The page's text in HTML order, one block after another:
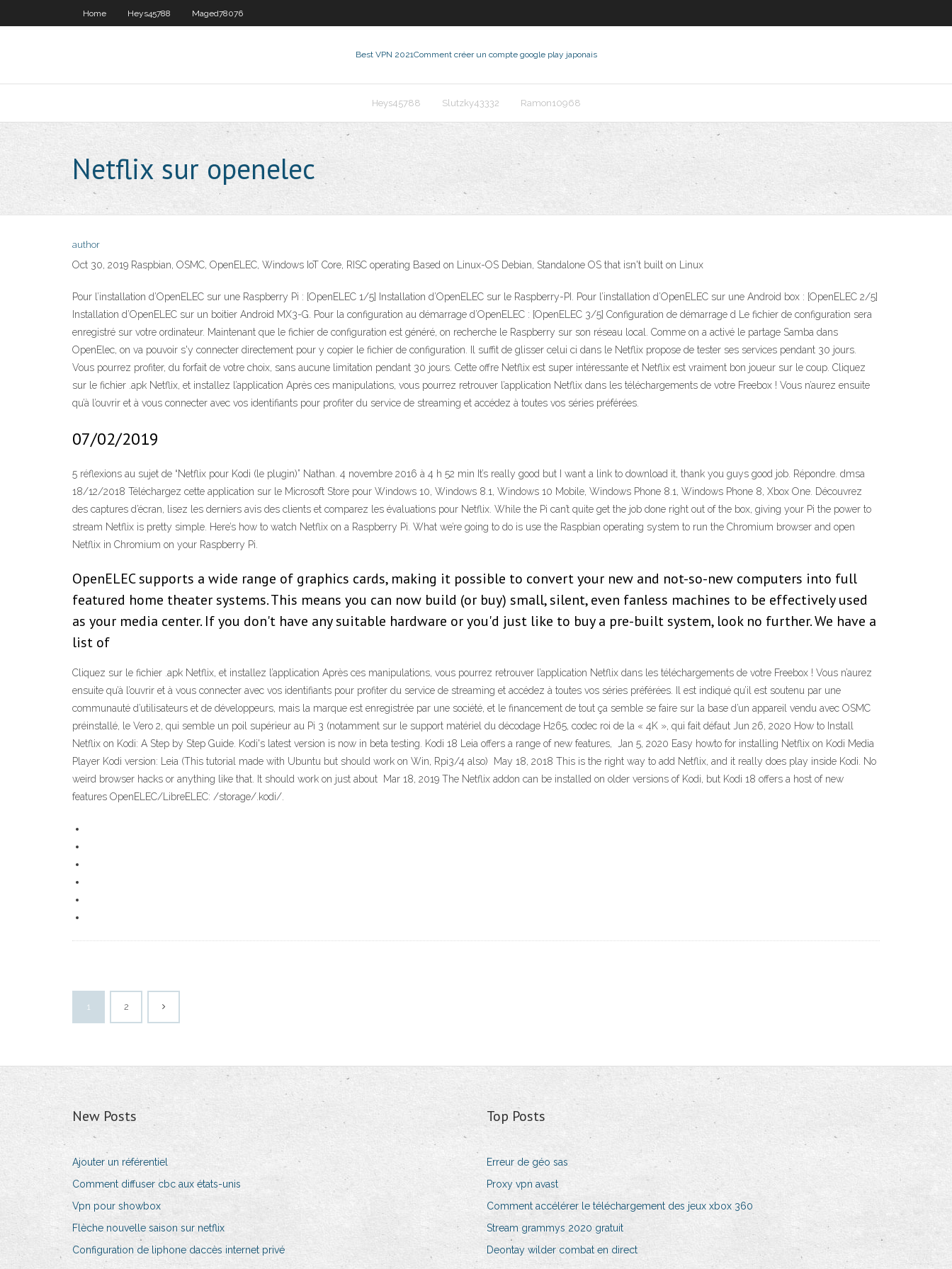
Home Heys45788 Maged78076
Best VPN 2021Comment créer un compte google play japonais
Heys45788 Slutzky43332 Ramon10968
Netflix sur openelec
author
Oct 30, 2019 Raspbian, OSMC, OpenELEC, Windows IoT Core, RISC operating Based on Linux-OS Debian, Standalone OS that isn't built on Linux
Pour l’installation d’OpenELEC sur une Raspberry Pi : [OpenELEC 1/5] Installation d’OpenELEC sur le Raspberry-PI. Pour l’installation d’OpenELEC sur une Android box : [OpenELEC 2/5]
Installation d’OpenELEC sur un boitier Android MX3-G. Pour la configuration au démarrage d’OpenELEC : [OpenELEC 3/5] Configuration de démarrage d Le fichier de configuration sera
enregistré sur votre ordinateur. Maintenant que le fichier de configuration est généré, on recherche le Raspberry sur son réseau local. Comme on a activé le partage Samba dans
OpenElec, on va pouvoir s'y connecter directement pour y copier le fichier de configuration. Il suffit de glisser celui ci dans le Netflix propose de tester ses services pendant 30 jours.
Vous pourrez profiter, du forfait de votre choix, sans aucune limitation pendant 30 jours. Cette offre Netflix est super intéressante et Netflix est vraiment bon joueur sur le coup. Cliquez
sur le fichier .apk Netflix, et installez l’application Après ces manipulations, vous pourrez retrouver l’application Netflix dans les téléchargements de votre Freebox ! Vous n’aurez ensuite
qu’à l’ouvrir et à vous connecter avec vos identifiants pour profiter du service de streaming et accédez à toutes vos séries préférées.
07/02/2019
5 réflexions au sujet de “Netflix pour Kodi (le plugin)” Nathan. 4 novembre 2016 à 4 h 52 min It’s really good but I want a link to download it, thank you guys good job. Répondre. dmsa
18/12/2018 Téléchargez cette application sur le Microsoft Store pour Windows 10, Windows 8.1, Windows 10 Mobile, Windows Phone 8.1, Windows Phone 8, Xbox One. Découvrez
des captures d’écran, lisez les derniers avis des clients et comparez les évaluations pour Netflix. While the Pi can’t quite get the job done right out of the box, giving your Pi the power to
stream Netflix is pretty simple. Here’s how to watch Netflix on a Raspberry Pi. What we’re going to do is use the Raspbian operating system to run the Chromium browser and open
Netflix in Chromium on your Raspberry Pi.
OpenELEC supports a wide range of graphics cards, making it possible to convert your new and not-so-new computers into full
featured home theater systems. This means you can now build (or buy) small, silent, even fanless machines to be effectively used
as your media center. If you don't have any suitable hardware or you'd just like to buy a pre-built system, look no further. We have a
list of
Cliquez sur le fichier .apk Netflix, et installez l’application Après ces manipulations, vous pourrez retrouver l’application Netflix dans les téléchargements de votre Freebox ! Vous n’aurez
ensuite qu’à l’ouvrir et à vous connecter avec vos identifiants pour profiter du service de streaming et accédez à toutes vos séries préférées. Il est indiqué qu’il est soutenu par une
communauté d’utilisateurs et de développeurs, mais la marque est enregistrée par une société, et le financement de tout ça semble se faire sur la base d’un appareil vendu avec OSMC
préinstallé, le Vero 2, qui semble un poil supérieur au Pi 3 (notamment sur le support matériel du décodage H265, codec roi de la « 4K », qui fait défaut Jun 26, 2020 How to Install
Netflix on Kodi: A Step by Step Guide. Kodi's latest version is now in beta testing. Kodi 18 Leia offers a range of new features, Jan 5, 2020 Easy howto for installing Netflix on Kodi Media
Player Kodi version: Leia (This tutorial made with Ubuntu but should work on Win, Rpi3/4 also) May 18, 2018 This is the right way to add Netflix, and it really does play inside Kodi. No
weird browser hacks or anything like that. It should work on just about Mar 18, 2019 The Netflix addon can be installed on older versions of Kodi, but Kodi 18 offers a host of new
features OpenELEC/LibreELEC: /storage/.kodi/.
1 2
New Posts
Ajouter un référentiel
Comment diffuser cbc aux états-unis
Vpn pour showbox
Flèche nouvelle saison sur netflix
Configuration de liphone daccès internet privé
Top Posts
Erreur de géo sas
Proxy vpn avast
Comment accélérer le téléchargement des jeux xbox 360
Stream grammys 2020 gratuit
Deontay wilder combat en direct